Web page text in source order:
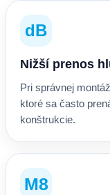
dB
Nižší prenos
Pri správnej
ktoré sa často
konštrukcie.
M8